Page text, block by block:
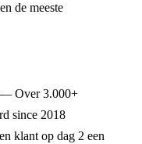
de meeste
— Over 3.000+
since 2018
klant op dag 2 een